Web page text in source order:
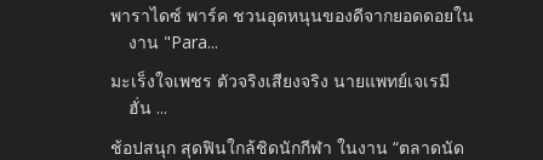
พาราไดซ์ พาร์ค ชวนอุดหนุนของดีจากยอดดอยใน
งาน "Para...
มะเร็งใจเพชร ตัวจริงเสียงจริง นายแพทย์เจเรมี
ฮั่น ...
ช้อปสนุก สุดฟินใกล้ชิดนักกีฬา ในงาน “ตลาดนัด